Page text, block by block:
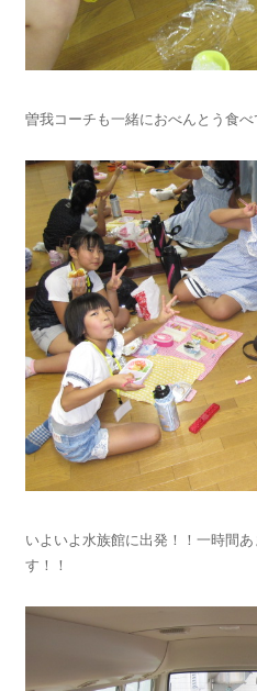
曽我コーチも一緒におべんとう食べ
いよいよ水族館に出発！！一時間
す！！